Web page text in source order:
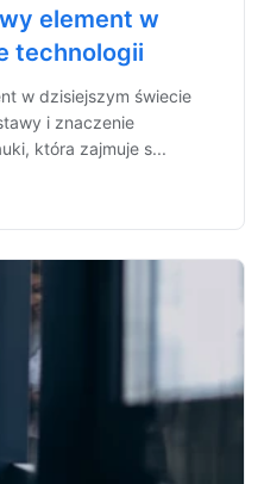
element w
technologii
w dzisiejszym świecie
i znaczenie
która zajmuje s...